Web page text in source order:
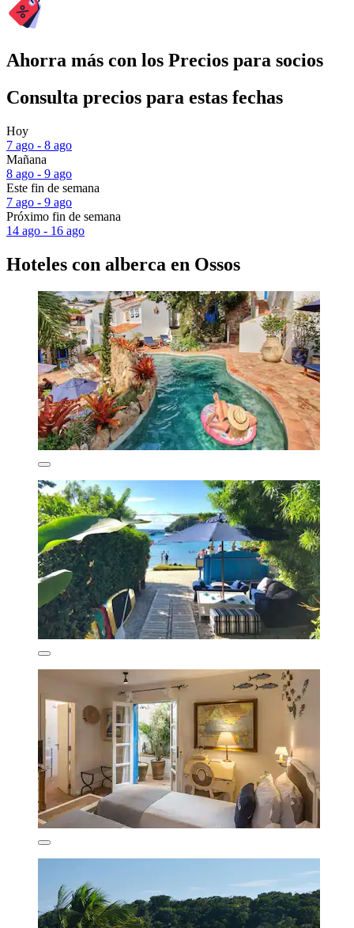
Ahorra más con los Precios para socios
Consulta precios para estas fechas
Hoy
7 ago - 8 ago
Mañana
8 ago - 9 ago
Este fin de semana
7 ago - 9 ago
Próximo fin de semana
14 ago - 16 ago
Hoteles con alberca en Ossos